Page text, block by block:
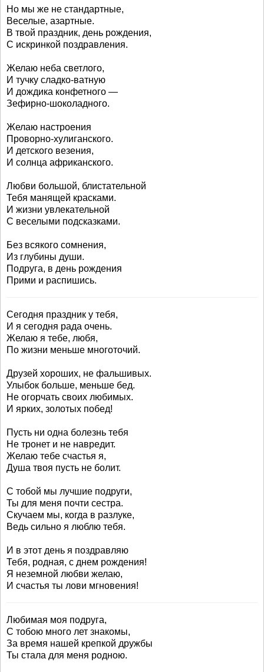
Но мы же не стандартные,
Веселые, азартные.
В твой праздник, день рождения,
С искринкой поздравления.
Желаю неба светлого,
И тучку сладко-ватную
И дождика конфетного —
Зефирно-шоколадного.
Желаю настроения
Проворно-хулиганского.
И детского везения,
И солнца африканского.
Любви большой, блистательной
Тебя манящей красками.
И жизни увлекательной
С веселыми подсказками.
Без всякого сомнения,
Из глубины души.
Подруга, в день рождения
Прими и распишись.
Сегодня праздник у тебя,
И я сегодня рада очень.
Желаю я тебе, любя,
По жизни меньше многоточий.
Друзей хороших, не фальшивых.
Улыбок больше, меньше бед.
Не огорчать своих любимых.
И ярких, золотых побед!
Пусть ни одна болезнь тебя
Не тронет и не навредит.
Желаю тебе счастья я,
Душа твоя пусть не болит.
С тобой мы лучшие подруги,
Ты для меня почти сестра.
Скучаем мы, когда в разлуке,
Ведь сильно я люблю тебя.
И в этот день я поздравляю
Тебя, родная, с днем рождения!
Я неземной любви желаю,
И счастья ты лови мгновения!
Любимая моя подруга,
С тобою много лет знакомы,
За время нашей крепкой дружбы
Ты стала для меня родною.